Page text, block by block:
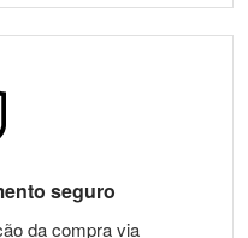
seguro
da compra via